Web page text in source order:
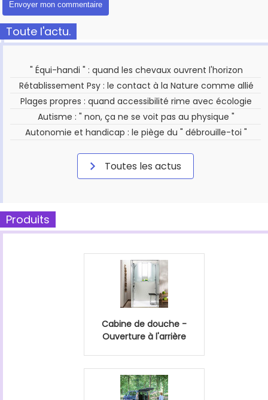
Toute l'actu.
" Équi-handi " : quand les chevaux ouvrent l'horizon
Rétablissement Psy : le contact à la Nature comme allié
Plages propres : quand accessibilité rime avec écologie
Autisme : " non, ça ne se voit pas au physique "
Autonomie et handicap : le piège du " débrouille-toi "
Toutes les actus
Produits
Cabine de douche -
Ouverture à l'arrière